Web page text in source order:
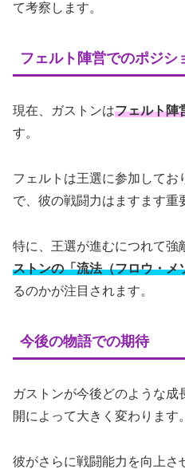
て考察します。
フェルト陣営でのポジシ
現在、ガストンはフェルト陣
す。
フェルトは王選に参加してお
で、彼の戦闘力はますます重
特に、王選が進むにつれて強
ストンの「流法（フロウ・メ
るのかが注目されます。
今後の物語での期待
ガストンが今後どのような
開によって大きく変わります。
彼がさらに戦闘能力を向上さ